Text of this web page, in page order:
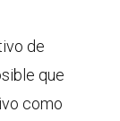
de
que
como